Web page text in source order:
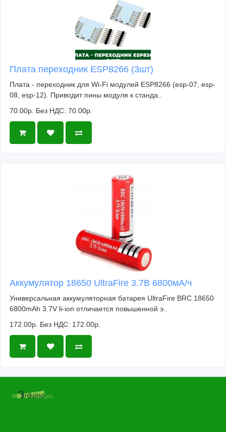
Плата переходник ESP8266 (3шт)
Плата - переходник для Wi-Fi модулей ESP8266 (esp-07, esp-
08, esp-12). Приводит пины модуля к станда..
70.00р. Без НДС: 70.00р.
Аккумулятор 18650 UltraFire 3.7В 6800мА/ч
Универсальная аккумуляторная батарея UltraFire BRC 18650
6800mAh 3.7V li-ion отличается повышенной э..
172.00р. Без НДС: 172.00р.